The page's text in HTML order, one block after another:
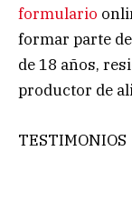
formulario
formar parte
de 18 años,
productor de
TESTIMONIOS